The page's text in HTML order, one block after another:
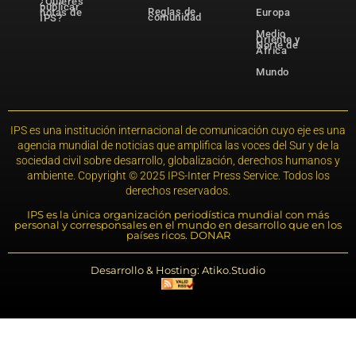
publicar
notas de
IPS?
Reglas de
comunidad
Europa
Medio
Oriente y
Norte de
África
Mundo
IPS es una institución internacional de comunicación cuyo eje es una
agencia mundial de noticias que amplifica las voces del Sur y de la
sociedad civil sobre desarrollo, globalización, derechos humanos y
ambiente. Copyright © 2025 IPS-Inter Press Service. Todos los
derechos reservados.
IPS es la única organización periodística mundial con más
personal y corresponsales en el mundo en desarrollo que en los
países ricos. DONAR
Desarrollo & Hosting: Atiko.Studio